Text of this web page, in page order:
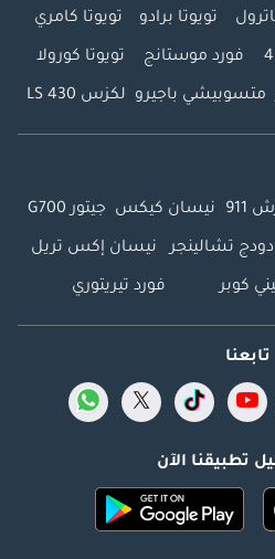
تويوتا برادو تويوتا كامري
فورد موستانج تويوتا كورولا
متسوبيشي باجيرو لكزس LS 430
911 نيسان كيكس جيتور G700
دودج تشالينجر نيسان إكس تريل
كوبر فورد تيريتوري
تابعنا
تطبيقنا الآن